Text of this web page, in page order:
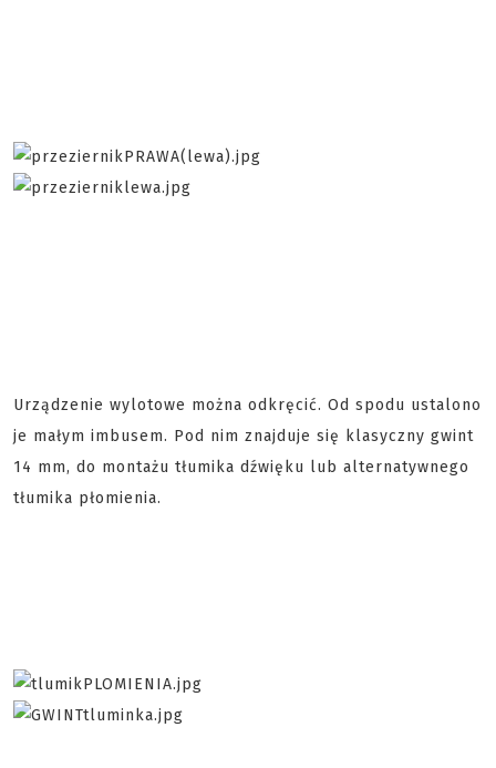
Urządzenie wylotowe można odkręcić. Od spodu ustalono
je małym imbusem. Pod nim znajduje się klasyczny gwint
14 mm, do montażu tłumika dźwięku lub alternatywnego
tłumika płomienia.